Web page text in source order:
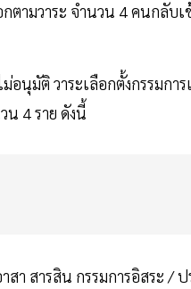
ตามวาระ จำนวน 4 คนกลับ
นุมัติ วาระเลือกตั้งกรรมกา
น 4 ราย ดังนี้
สา สารสิน กรรมการอิสระ /